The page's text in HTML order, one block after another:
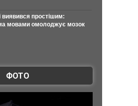
виявився простішим:
мовами омолоджує мозок
ФОТО